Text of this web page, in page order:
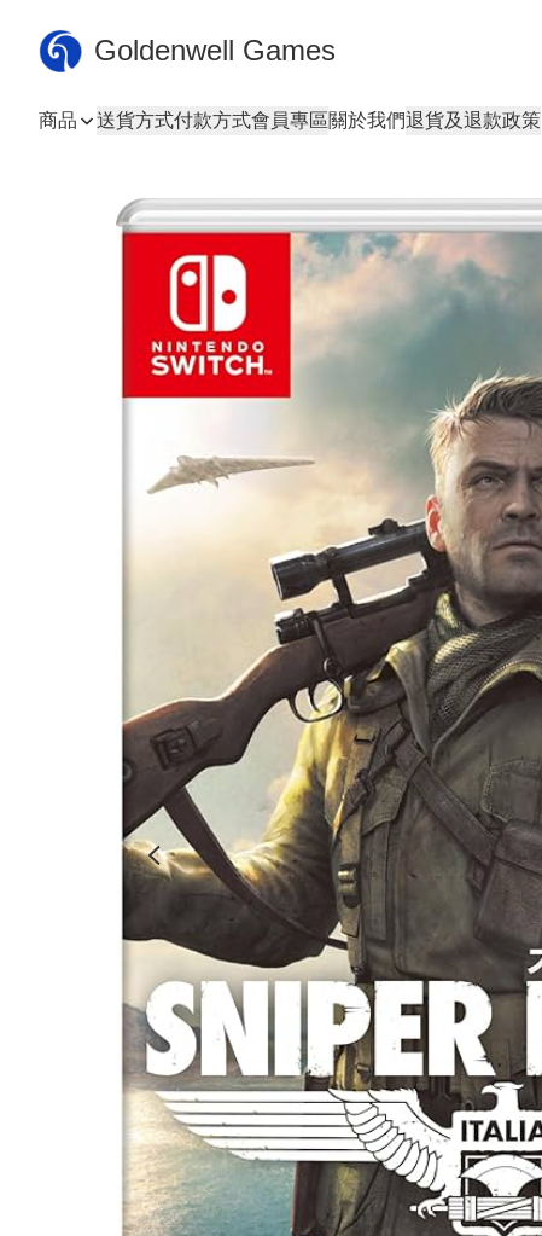
Goldenwell Games
商品 送貨方式付款方式會員專區關於我們退貨及退款政策